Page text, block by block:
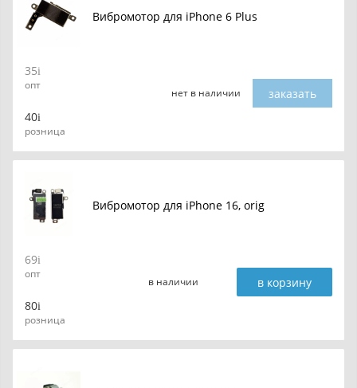
Вибромотор для iPhone 6 Plus
35
опт
40
розница
нет в наличии заказать
Вибромотор для iPhone 16, orig
69
опт
80
розница
в наличии в корзину